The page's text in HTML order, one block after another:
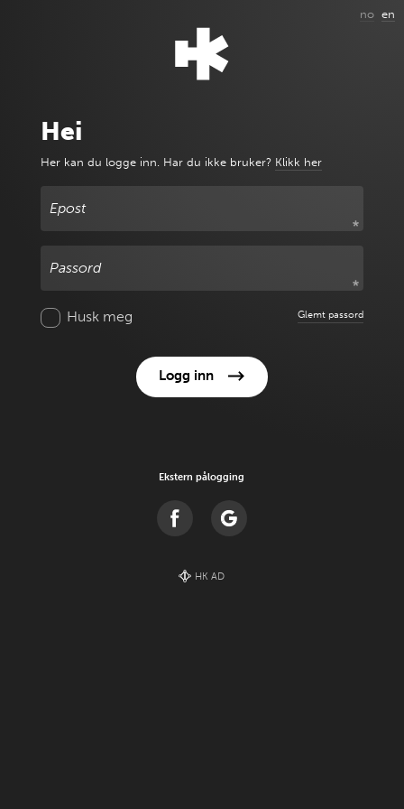
no en
Hei
Her kan du logge inn. Har du ikke bruker? Klikk her
Epost
Passord
Husk meg Glemt passord
Logg inn
Ekstern pålogging
HK AD